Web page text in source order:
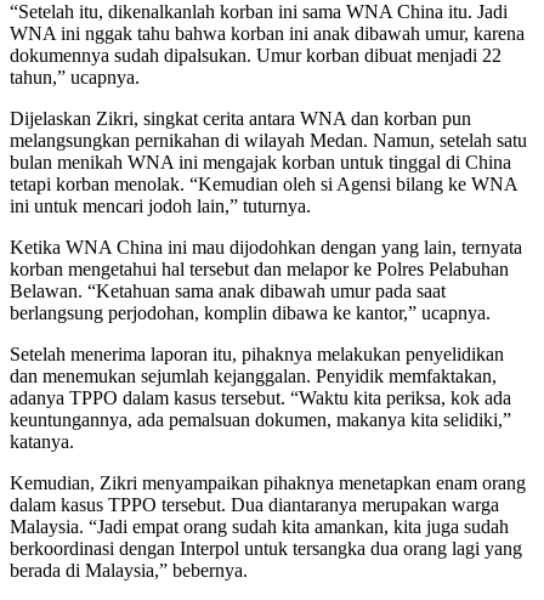
“Setelah itu, dikenalkanlah korban ini sama WNA China itu. Jadi
WNA ini nggak tahu bahwa korban ini anak dibawah umur, karena
dokumennya sudah dipalsukan. Umur korban dibuat menjadi 22
tahun,” ucapnya.
Dijelaskan Zikri, singkat cerita antara WNA dan korban pun
melangsungkan pernikahan di wilayah Medan. Namun, setelah satu
bulan menikah WNA ini mengajak korban untuk tinggal di China
tetapi korban menolak. “Kemudian oleh si Agensi bilang ke WNA
ini untuk mencari jodoh lain,” tuturnya.
Ketika WNA China ini mau dijodohkan dengan yang lain, ternyata
korban mengetahui hal tersebut dan melapor ke Polres Pelabuhan
Belawan. “Ketahuan sama anak dibawah umur pada saat
berlangsung perjodohan, komplin dibawa ke kantor,” ucapnya.
Setelah menerima laporan itu, pihaknya melakukan penyelidikan
dan menemukan sejumlah kejanggalan. Penyidik memfaktakan,
adanya TPPO dalam kasus tersebut. “Waktu kita periksa, kok ada
keuntungannya, ada pemalsuan dokumen, makanya kita selidiki,”
katanya.
Kemudian, Zikri menyampaikan pihaknya menetapkan enam orang
dalam kasus TPPO tersebut. Dua diantaranya merupakan warga
Malaysia. “Jadi empat orang sudah kita amankan, kita juga sudah
berkoordinasi dengan Interpol untuk tersangka dua orang lagi yang
berada di Malaysia,” bebernya.